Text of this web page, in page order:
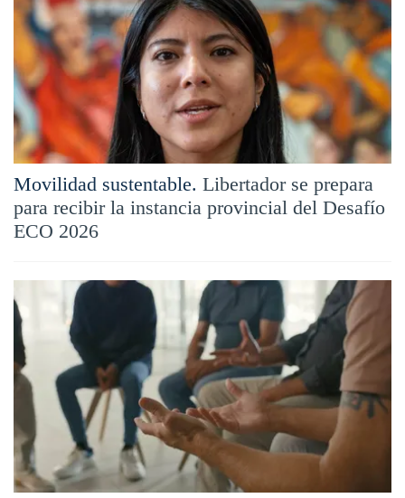
Movilidad sustentable. Libertador se prepara
para recibir la instancia provincial del Desafío
ECO 2026